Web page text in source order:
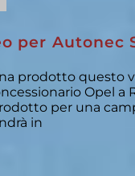
per Autonec
prodotto questo
Opel a
per una
in